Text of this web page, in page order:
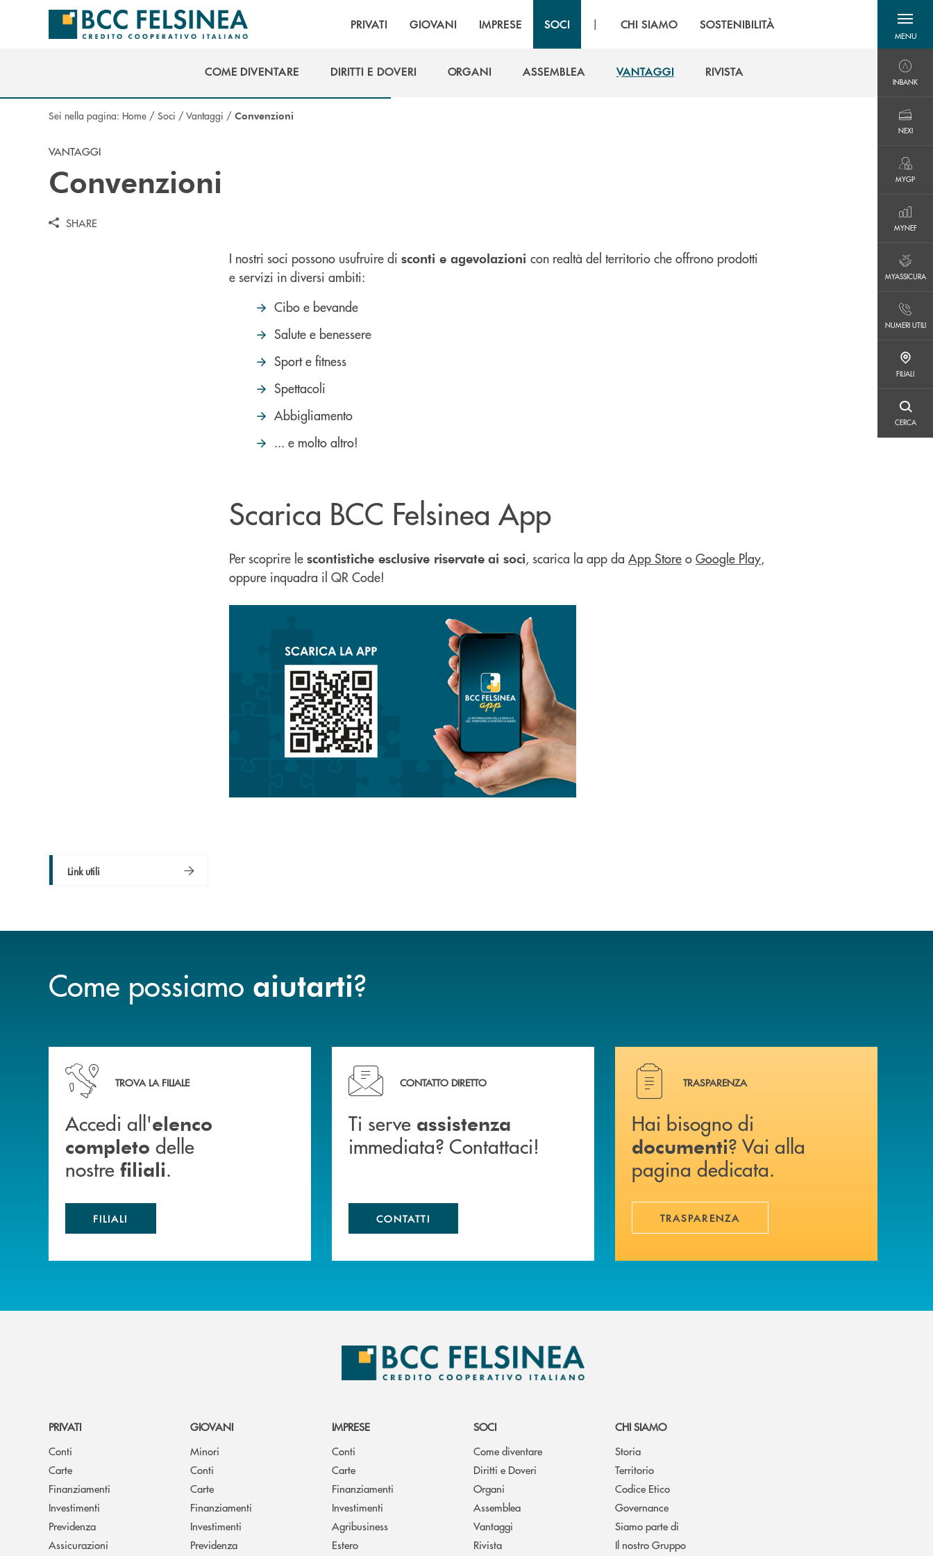
Salta al contenuto principale
PRIVATI GIOVANI IMPRESE SOCI | CHI SIAMO SOSTENIBILITÀ
MENU
menu
INBANK
NEXI
MYGP
MYNEF
MYASSICURA
NUMERI UTILI
FILIALI
CERCA
COME DIVENTARE
DIRITTI E DOVERI
ORGANI
ASSEMBLEA
VANTAGGI
RIVISTA
Sei nella pagina: Home / Soci / Vantaggi / Convenzioni
VANTAGGI
Convenzioni
SHARE
Link utili
I nostri soci possono usufruire di sconti e agevolazioni con realtà del territorio che offrono prodotti
e servizi in diversi ambiti:
Cibo e bevande
Salute e benessere
Sport e fitness
Spettacoli
Abbigliamento
... e molto altro!
Scarica BCC Felsinea App
Per scoprire le scontistiche esclusive riservate ai soci, scarica la app da App Store o Google Play,
oppure inquadra il QR Code!
Come possiamo aiutarti?
Accedi all' elenco completo delle nostre&nbsp; filiali .
TROVA LA FILIALE
Accedi all'elenco
completo delle
nostre filiali.
FILIALI
Ti serve assistenza immediata? Contattaci!
CONTATTO DIRETTO
Ti serve assistenza
immediata? Contattaci!
CONTATTI
Hai bisogno di documenti ? Vai alla pagina dedicata.
TRASPARENZA
Hai bisogno di
documenti? Vai alla
pagina dedicata.
TRASPARENZA
PRIVATI
Conti
Carte
Finanziamenti
Investimenti
Previdenza
Assicurazioni
GIOVANI
Minori
Conti
Carte
Finanziamenti
Investimenti
Previdenza
IMPRESE
Conti
Carte
Finanziamenti
Investimenti
Agribusiness
Estero
SOCI
Come diventare
Diritti e Doveri
Organi
Assemblea
Vantaggi
Rivista
CHI SIAMO
Storia
Territorio
Codice Etico
Governance
Siamo parte di
Il nostro Gruppo